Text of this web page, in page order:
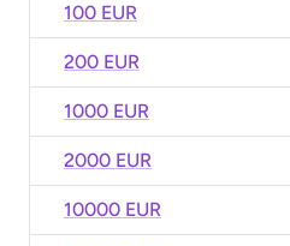
100 EUR
200 EUR
1000 EUR
2000 EUR
10000 EUR